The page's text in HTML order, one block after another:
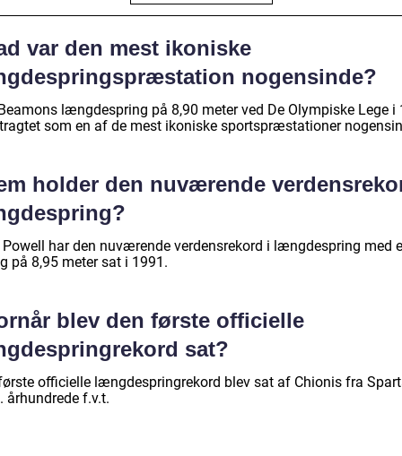
var den mest ikoniske
nogensinde?
længdespring på 8,90 meter ved De Olympiske Lege i
som en af de mest ikoniske sportspræstationer
holder den nuværende
har den nuværende verdensrekord i længdespring med
på 8,95 meter sat i 1991.
blev den første officielle
sat?
officielle længdespringrekord blev sat af Chionis fra
århundrede f.v.t.